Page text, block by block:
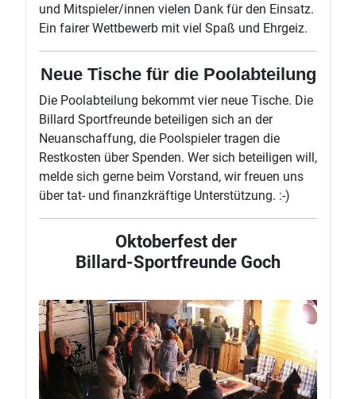
und Mitspieler/innen vielen Dank für den Einsatz.
Ein fairer Wettbewerb mit viel Spaß und Ehrgeiz.
Neue Tische für die Poolabteilung
Die Poolabteilung bekommt vier neue Tische. Die
Billard Sportfreunde beteiligen sich an der
Neuanschaffung, die Poolspieler tragen die
Restkosten über Spenden. Wer sich beteiligen will,
melde sich gerne beim Vorstand, wir freuen uns
über tat- und finanzkräftige Unterstützung. :-)
Oktoberfest der
Billard-Sportfreunde Goch